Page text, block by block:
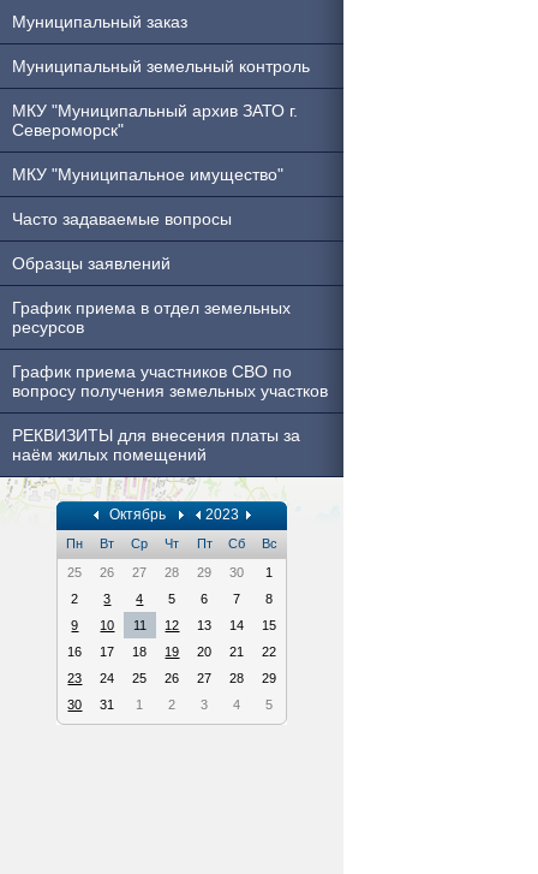
Муниципальный заказ
Муниципальный земельный контроль
МКУ "Муниципальный архив ЗАТО г.
Североморск"
МКУ "Муниципальное имущество"
Часто задаваемые вопросы
Образцы заявлений
График приема в отдел земельных
ресурсов
График приема участников СВО по
вопросу получения земельных участков
РЕКВИЗИТЫ для внесения платы за
наём жилых помещений
Октябрь 2023
Пн Вт Ср Чт Пт Сб
Вс
25
26 27 28 29 30
1
2
3 4 5 6 7
8
9
10 11 12 13 14
15
16
17 18 19 20 21
22
23
24 25 26 27 28
29
30
31 1 2 3 4 5